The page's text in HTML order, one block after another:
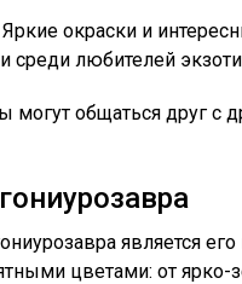
Яркие окраски и
любителей
могут общаться друг с
является
цветами: от ярко-